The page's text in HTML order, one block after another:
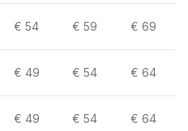
€ 54 € 59 € 69
€ 49 € 54 € 64
€ 49 € 54 € 64